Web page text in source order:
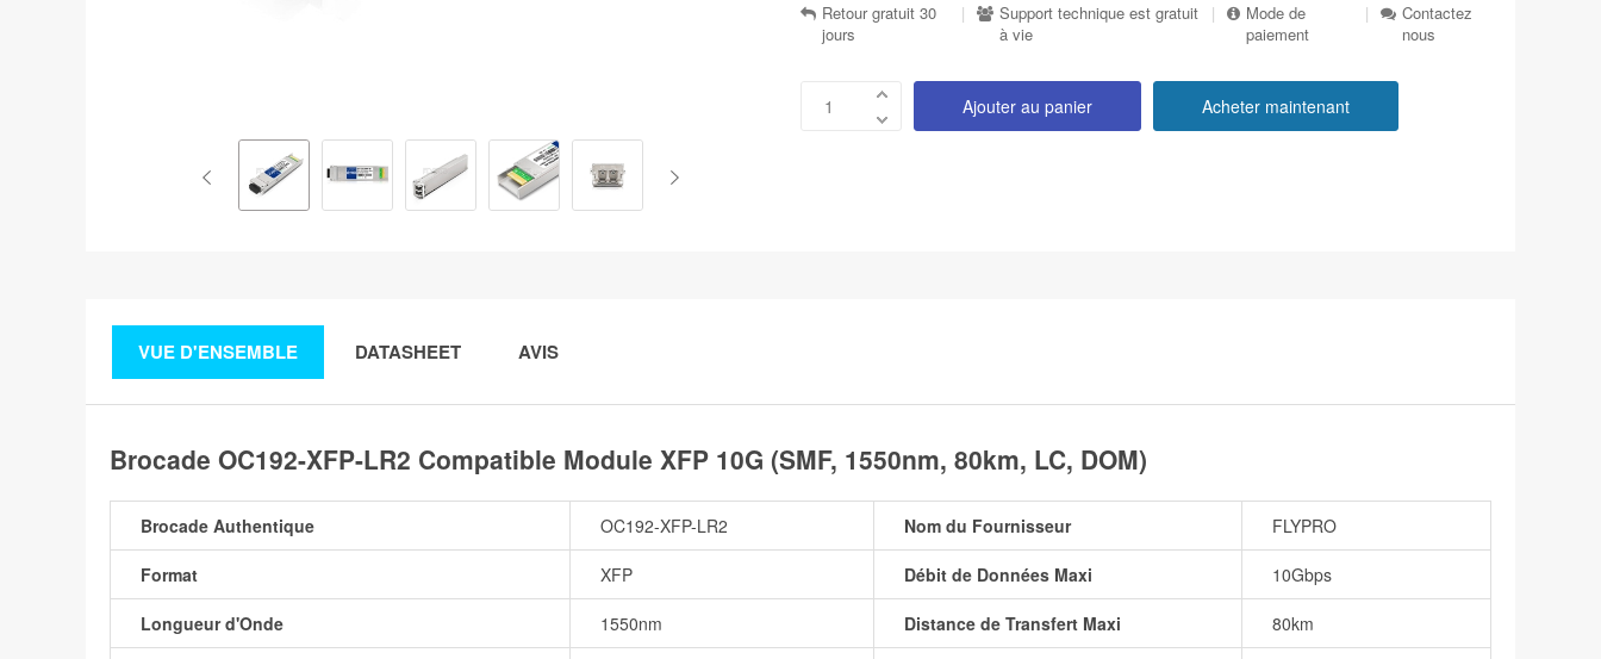
Retour gratuit 30
jours
|
Support technique est gratuit
à vie
|
Mode de
paiement
|
Contactez
nous
Ajouter au panier Acheter maintenant
VUE D'ENSEMBLE DATASHEET AVIS
Brocade OC192-XFP-LR2 Compatible Module XFP 10G (SMF, 1550nm, 80km, LC, DOM)
Brocade Authentique OC192-XFP-LR2 Nom du Fournisseur FLYPRO
Format XFP Débit de Données Maxi 10Gbps
Longueur d'Onde 1550nm Distance de Transfert Maxi 80km